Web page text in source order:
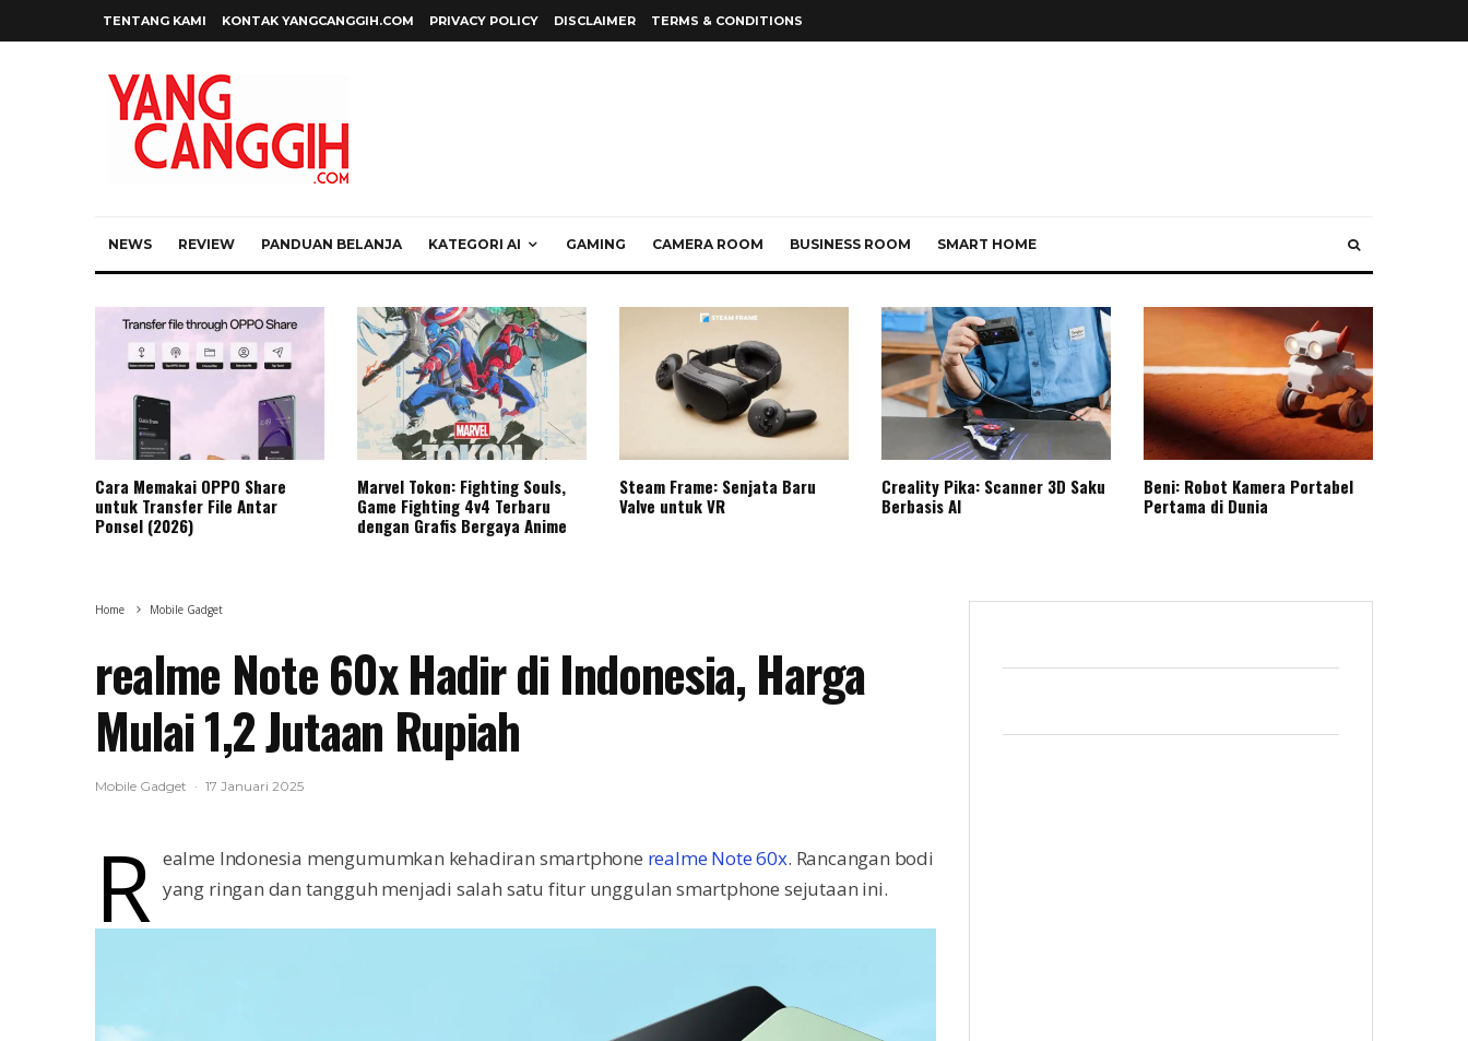
TENTANG KAMI KONTAK YANGCANGGIH.COM PRIVACY POLICY DISCLAIMER TERMS & CONDITIONS
NEWS REVIEW PANDUAN BELANJA KATEGORI AI GAMING CAMERA ROOM BUSINESS ROOM SMART HOME
Cara Memakai OPPO Share
untuk Transfer File Antar
Ponsel (2026)
Marvel Tokon: Fighting Souls,
Game Fighting 4v4 Terbaru
dengan Grafis Bergaya Anime
Steam Frame: Senjata Baru
Valve untuk VR
Creality Pika: Scanner 3D Saku
Berbasis AI
Beni: Robot Kamera Portabel
Pertama di Dunia
Home Mobile Gadget
realme Note 60x Hadir di Indonesia, Harga
Mulai 1,2 Jutaan Rupiah
Mobile Gadget · 17 Januari 2025
r ealme Indonesia mengumumkan kehadiran smartphone realme Note 60x. Rancangan bodi
yang ringan dan tangguh menjadi salah satu fitur unggulan smartphone sejutaan ini.